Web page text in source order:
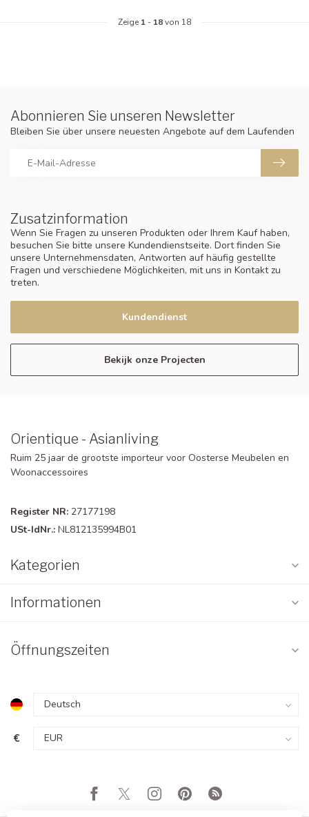
Zeige 1 - 18von 18
Zusatzinformation
Wenn Sie Fragen zu unseren Produkten oder Ihrem Kauf haben,
besuchen Sie bitte unsere Kundendienstseite. Dort finden Sie
unsere Unternehmensdaten, Antworten auf häufig gestellte
Fragen und verschiedene Möglichkeiten, mit uns in Kontakt zu
treten.
Kundendienst
Bekijk onze Projecten
Abonnieren Sie unseren Newsletter
Bleiben Sie über unsere neuesten Angebote auf dem Laufenden
Orientique - Asianliving
Ruim 25 jaar de grootste importeur voor Oosterse Meubelen en
Woonaccessoires
Register NR: 27177198
USt-IdNr.: NL812135994B01
Kategorien
Informationen
Öffnungszeiten
€